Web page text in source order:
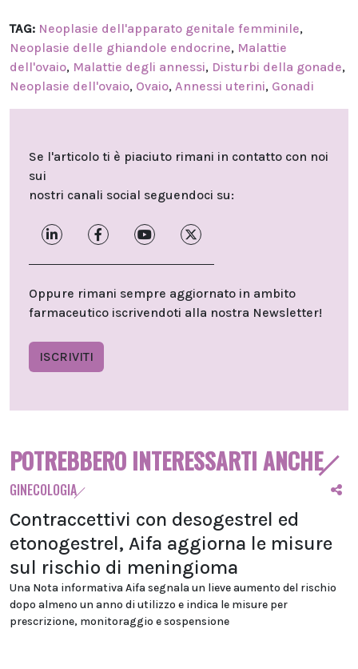
TAG: Neoplasie dell'apparato genitale femminile,
Neoplasie delle ghiandole endocrine, Malattie
dell'ovaio, Malattie degli annessi, Disturbi della gonade,
Neoplasie dell'ovaio, Ovaio, Annessi uterini, Gonadi
Se l'articolo ti è piaciuto rimani in contatto con noi
sui
nostri canali social seguendoci su:
Oppure rimani sempre aggiornato in ambito
farmaceutico iscrivendoti alla nostra Newsletter!
ISCRIVITI
POTREBBERO INTERESSARTI ANCHE
GINECOLOGIA
Contraccettivi con desogestrel ed
etonogestrel, Aifa aggiorna le misure
sul rischio di meningioma
Una Nota informativa Aifa segnala un lieve aumento del rischio
dopo almeno un anno di utilizzo e indica le misure per
prescrizione, monitoraggio e sospensione